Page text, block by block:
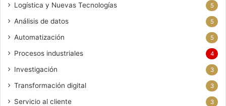
Logística y Nuevas Tecnologías 5
Análisis de datos 5
Automatización 5
Procesos industriales 4
Investigación 3
Transformación digital 3
Servicio al cliente 3